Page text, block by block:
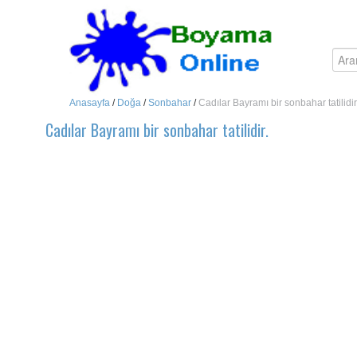
Anasayfa / Doğa /Sonbahar /Cadılar Bayramı bir sonbahar
Cadılar Bayramı bir sonbahar tatilidir.